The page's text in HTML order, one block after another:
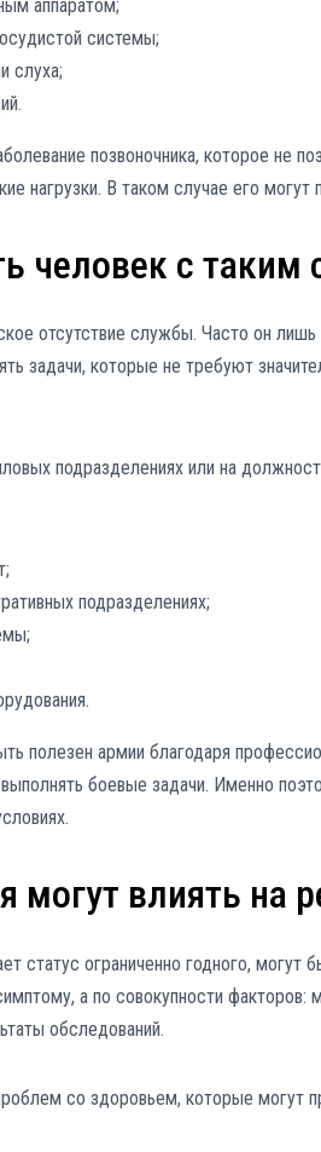
аппаратом;
системы;
слуха;
позвоночника, которое не
нагрузки. В таком случае его могут
человек с таким
отсутствие службы. Часто он
задачи, которые не требуют
подразделениях или на
подразделениях;
полезен армии благодаря
боевые задачи. Именно
могут влиять на
статус ограниченно годного, могут
а по совокупности факторов:
обследований.
со здоровьем, которые могут